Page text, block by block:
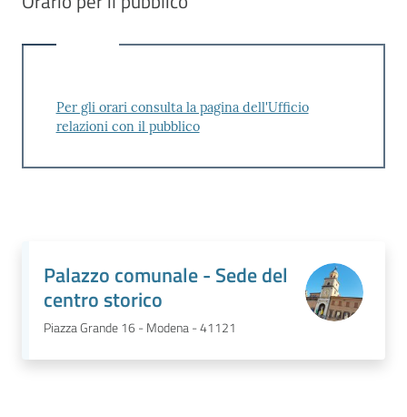
Per gli orari consulta la pagina dell'Ufficio
relazioni con il pubblico
Palazzo comunale - Sede del
centro storico
Piazza Grande 16 - Modena - 41121